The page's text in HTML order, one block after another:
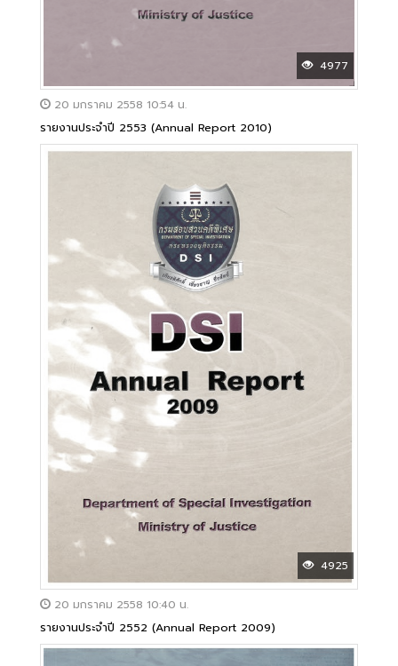
4977
20 มกราคม 2558 10:54 น.
รายงานประจำปี 2553 (Annual Report 2010)
4925
20 มกราคม 2558 10:40 น.
รายงานประจำปี 2552 (Annual Report 2009)